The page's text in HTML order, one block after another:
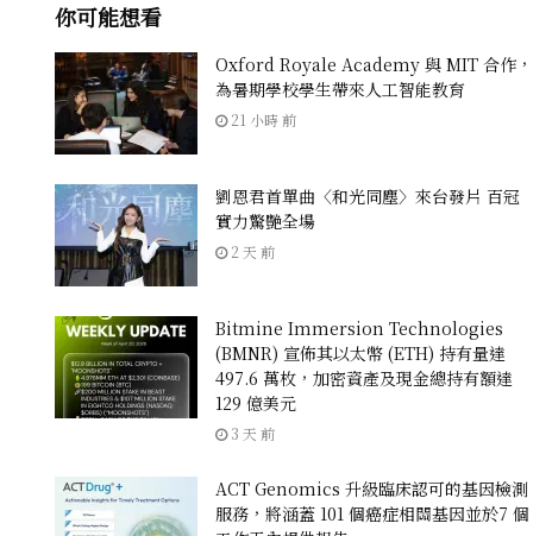
你可能想看
Oxford Royale Academy 與 MIT 合作，
為暑期學校學生帶來人工智能教育
21 小時 前
劉恩君首單曲〈和光同塵〉來台發片 百冠
實力驚艷全場
2 天 前
Bitmine Immersion Technologies
(BMNR) 宣佈其以太幣 (ETH) 持有量達
497.6 萬枚，加密資產及現金總持有額達
129 億美元
3 天 前
ACT Genomics 升級臨床認可的基因檢測
服務，將涵蓋 101 個癌症相關基因並於7 個